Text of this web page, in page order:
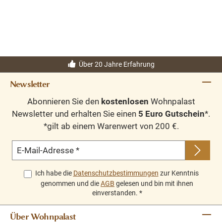
Über 20 Jahre Erfahrung
Newsletter
Abonnieren Sie den kostenlosen Wohnpalast
Newsletter und erhalten Sie einen 5 Euro Gutschein*.
*gilt ab einem Warenwert von 200 €.
E-Mail-Adresse *
Ich habe die Datenschutzbestimmungen zur Kenntnis
genommen und dieAGB gelesen und bin mit ihnen
einverstanden. *
Über Wohnpalast